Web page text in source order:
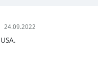
24.09.2022